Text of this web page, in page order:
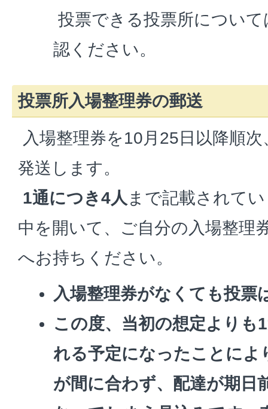
投票できる投票所につい
認ください。
投票所入場整理券の郵送
入場整理券を10月25日以降順
発送します。
1通につき4人 まで記載されて
中を開いて、ご自分の入場整理
へお持ちください。
入場整理券がなくても投票
この度、当初の想定よりも
れる予定になったことによ
が間に合わず、配達が期日